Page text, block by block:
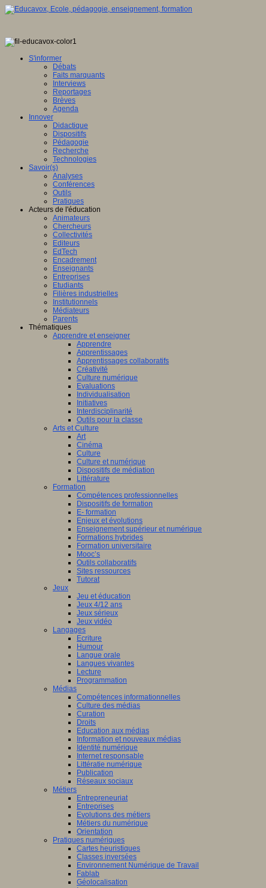
S'informer
Débats
Faits marquants
Interviews
Reportages
Brèves
Agenda
Innover
Didactique
Dispositifs
Pédagogie
Recherche
Technologies
Savoir(s)
Analyses
Conférences
Outils
Pratiques
Acteurs de l'éducation
Animateurs
Chercheurs
Collectivités
Editeurs
EdTech
Encadrement
Enseignants
Entreprises
Etudiants
Filières industrielles
Institutionnels
Médiateurs
Parents
Thématiques
Apprendre et enseigner
Apprendre
Apprentissages
Apprentissages collaboratifs
Créativité
Culture numérique
Evaluations
Individualisation
Initiatives
Interdisciplinarité
Outils pour la classe
Arts et Culture
Art
Cinéma
Culture
Culture et numérique
Dispositifs de médiation
Littérature
Formation
Compétences professionnelles
Dispositifs de formation
E- formation
Enjeux et évolutions
Enseignement supérieur et numérique
Formations hybrides
Formation universitaire
Mooc’s
Outils collaboratifs
Sites ressources
Tutorat
Jeux
Jeu et éducation
Jeux 4/12 ans
Jeux sérieux
Jeux vidéo
Langages
Ecriture
Humour
Langue orale
Langues vivantes
Lecture
Programmation
Médias
Compétences informationnelles
Culture des médias
Curation
Droits
Education aux médias
Information et nouveaux médias
Identité numérique
Internet responsable
Littératie numérique
Publication
Réseaux sociaux
Métiers
Entrepreneuriat
Entreprises
Evolutions des métiers
Métiers du numérique
Orientation
Pratiques numériques
Cartes heuristiques
Classes inversées
Environnement Numérique de Travail
Fablab
Géolocalisation